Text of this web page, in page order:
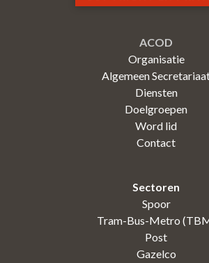
ACOD
Organisatie
Algemeen
Diensten
Doelgroepen
Word lid
Contact
Sectoren
Spoor
Tram-Bus-Metro
Post
Gazelco